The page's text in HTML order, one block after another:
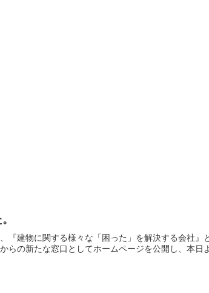
『建物に関する様々な「困った」を解決する会社』
らの新たな窓口としてホームページを公開し、本日